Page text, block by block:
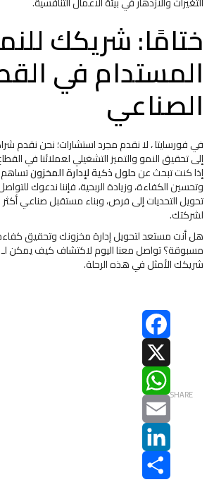
ختامًا: شريكك
المستدام في
الصناعي
في فورسايتا ، لا نقدم مجرد استشارات؛ نحن نقدم
إلى تحقيق النمو والتميز التشغيلي لعملائنا في
إذا كنت تبحث عنحلول ذكية لإدارة المخزونتساهم
وتحسين الكفاءة، وزيادة الربحية، فإننا ندعوك
تحويل التحديات إلى فرص، وبناء مستقبل صناعي أكثر
لشركتك.
هل أنت مستعد لتحويل إدارة مخزونك وتحقيق
مسبوقة؟ تواصل معنا اليوم لاكتشاف كيف يمكن لـ
شريكك الأمثل في هذه الرحلة.
SHARE
Facebook
X
WhatsApp
Email
LinkedIn
Share